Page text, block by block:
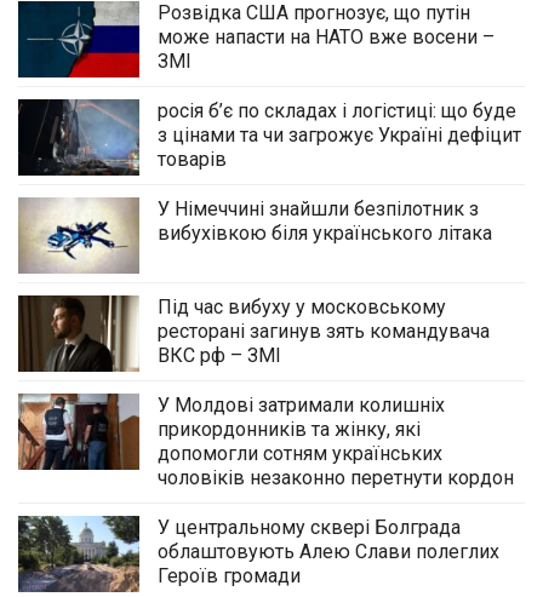
Розвідка США прогнозує, що путін
може напасти на НАТО вже восени –
ЗМІ
росія б’є по складах і логістиці: що буде
з цінами та чи загрожує Україні дефіцит
товарів
У Німеччині знайшли безпілотник з
вибухівкою біля українського літака
Під час вибуху у московському
ресторані загинув зять командувача
ВКС рф – ЗМІ
У Молдові затримали колишніх
прикордонників та жінку, які
допомогли сотням українських
чоловіків незаконно перетнути кордон
У центральному сквері Болграда
облаштовують Алею Слави полеглих
Героїв громади